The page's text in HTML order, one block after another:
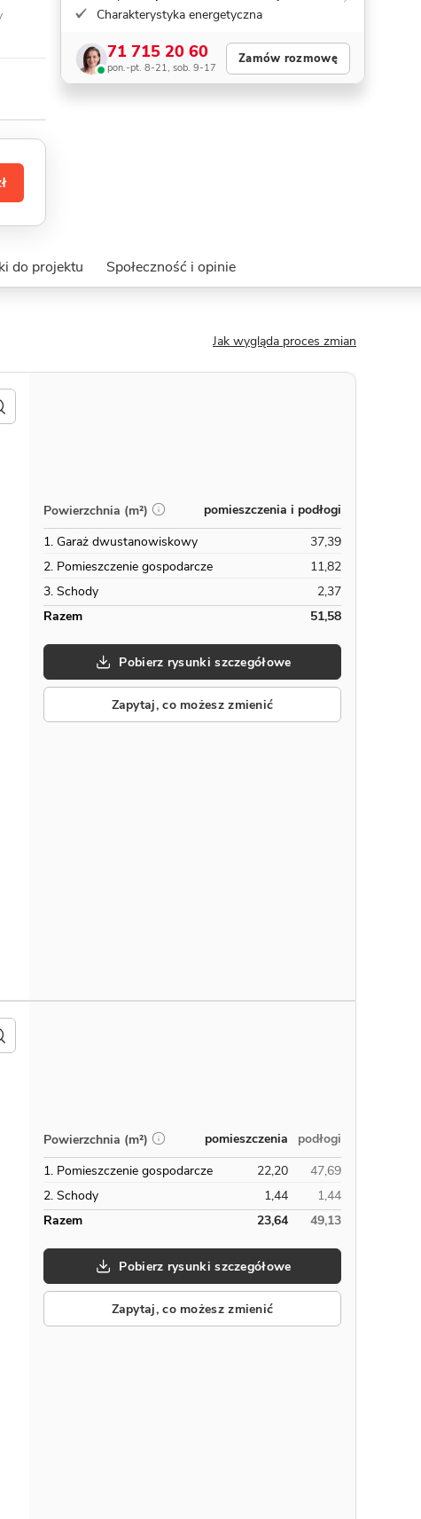
Charakterystyka energetyczna
71 715 20 60
pon.-pt. 8-21, sob. 9-17
Zamów rozmowę
do projektu Społeczność i opinie
Jak wygląda proces zmian
Powierzchnia (m²)
pomieszczenia i podłogi
1. Garaż dwustanowiskowy
37,39
2. Pomieszczenie gospodarcze
11,82
3. Schody
2,37
Razem
51,58
Pobierz rysunki szczegółowe
Zapytaj, co możesz zmienić
Powierzchnia (m²) pomieszczenia
podłogi
1. Pomieszczenie gospodarcze
22,20
47,69
2. Schody
1,44
1,44
Razem
23,64 49,13
Pobierz rysunki szczegółowe
Zapytaj, co możesz zmienić